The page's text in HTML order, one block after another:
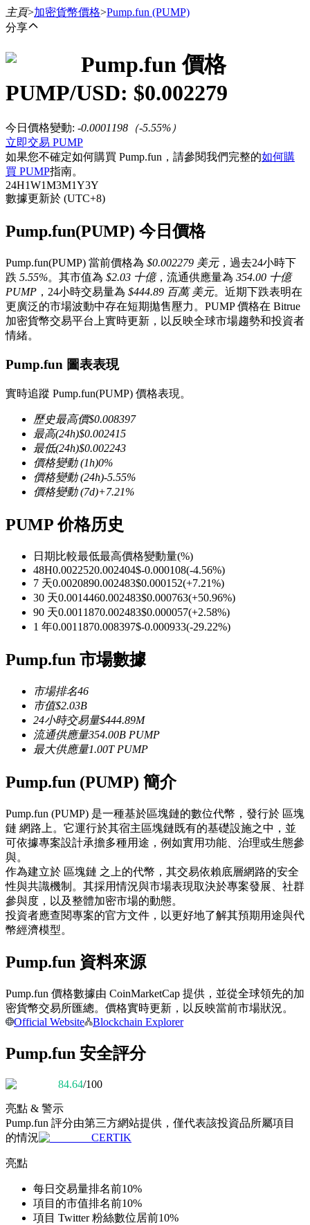
USDT永續
幣本位永續
以數字貨幣為保證金的永續合約
TradFi
美股、外匯、貴金屬及大宗商品衍生性商品
USDC永續
多種以USDC結算的永續合約
與頂尖交易專家同行
成為跟單交易員
坐享盈利分成和跟單分傭
合約資訊
主頁>加密貨幣價格>Pump.fun (PUMP)
分享
Pump.fun 價格
PUMP/USD: $0.002279
今日價格變動: -0.0001198 （-5.55%）
立即交易 PUMP
如果您不確定如何購買 Pump.fun，請參閱我們完整的如何購
買 PUMP指南。
24H1W1M3M1Y3Y
數據更新於 (UTC+8)
Pump.fun(PUMP) 今日價格
Pump.fun(PUMP) 當前價格為 $0.002279 美元，過去24小時下
跌 5.55%。其市值為 $2.03 十億，流通供應量為 354.00 十億
PUMP ，24小時交易量為 $444.89 百萬 美元。近期下跌表明在
更廣泛的市場波動中存在短期拋售壓力。PUMP 價格在 Bitrue
加密貨幣交易平台上實時更新，以反映全球市場趨勢和投資者
情緒。
Pump.fun 圖表表現
實時追蹤 Pump.fun(PUMP) 價格表現。
歷史最高價$0.008397
最高(24h)$0.002415
最低(24h)$0.002243
價格變動(1h)0%
價格變動(24h)-5.55%
價格變動(7d)+7.21%
PUMP 价格历史
日期比較最低最高價格變動量(%)
48H0.0022520.002404$-0.000108(-4.56%)
7 天0.0020890.002483$0.000152(+7.21%)
30 天0.0014460.002483$0.000763(+50.96%)
90 天0.0011870.002483$0.000057(+2.58%)
1 年0.0011870.008397$-0.000933(-29.22%)
Pump.fun 市場數據
市場排名46
市值$2.03B
24小時交易量$444.89M
流通供應量354.00B PUMP
最大供應量1.00T PUMP
Pump.fun (PUMP) 簡介
Pump.fun (PUMP) 是一種基於區塊鏈的數位代幣，發行於 區塊
鏈 網路上。它運行於其宿主區塊鏈既有的基礎設施之中，並
可依據專案設計承擔多種用途，例如實用功能、治理或生態參
與。
作為建立於 區塊鏈 之上的代幣，其交易依賴底層網路的安全
性與共識機制。其採用情況與市場表現取決於專案發展、社群
參與度，以及整體加密市場的動態。
投資者應查閱專案的官方文件，以更好地了解其預期用途與代
幣經濟模型。
Pump.fun 資料來源
Pump.fun 價格數據由 CoinMarketCap 提供，並從全球領先的加
密貨幣交易所匯總。價格實時更新，以反映當前市場狀況。
Official Website
Blockchain Explorer
Pump.fun 安全評分
84.64/100
亮點 & 警示
Pump.fun 評分由第三方網站提供，僅代表該投資品所屬項目
的情況
CERTIK
亮點
每日交易量排名前10%
項目的市值排名前10%
項目 Twitter 粉絲數位居前10%